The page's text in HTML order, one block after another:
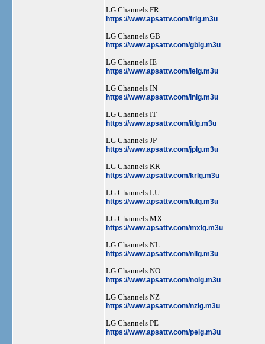
LG Channels FR
https://www.apsattv.com/frlg.m3u
LG Channels GB
https://www.apsattv.com/gblg.m3u
LG Channels IE
https://www.apsattv.com/ielg.m3u
LG Channels IN
https://www.apsattv.com/inlg.m3u
LG Channels IT
https://www.apsattv.com/itlg.m3u
LG Channels JP
https://www.apsattv.com/jplg.m3u
LG Channels KR
https://www.apsattv.com/krlg.m3u
LG Channels LU
https://www.apsattv.com/lulg.m3u
LG Channels MX
https://www.apsattv.com/mxlg.m3u
LG Channels NL
https://www.apsattv.com/nllg.m3u
LG Channels NO
https://www.apsattv.com/nolg.m3u
LG Channels NZ
https://www.apsattv.com/nzlg.m3u
LG Channels PE
https://www.apsattv.com/pelg.m3u